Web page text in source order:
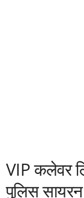
VIP कलेवर
पुलिस सायरन